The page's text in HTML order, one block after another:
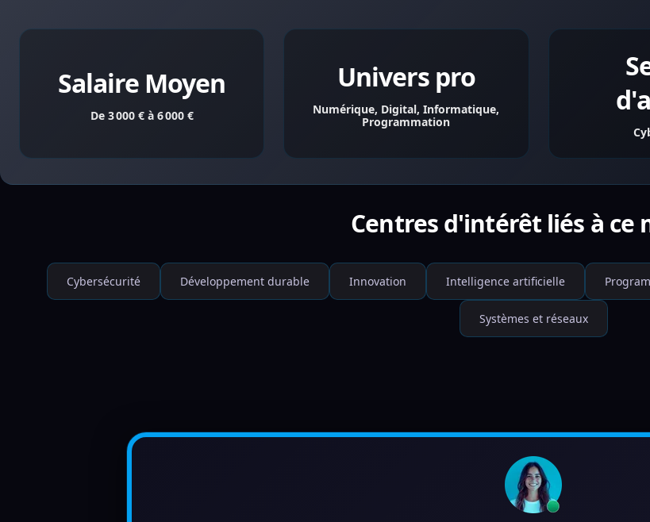
Salaire Moyen
De 3 000 € à 6 000 €
Univers pro
Numérique, Digital, Informatique,
Programmation
Centres d'intérêt liés à ce
Cybersécurité Développement durable Innovation Intelligence artificielle
Systèmes et réseaux